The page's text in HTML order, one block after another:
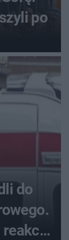
po
do
reakcja